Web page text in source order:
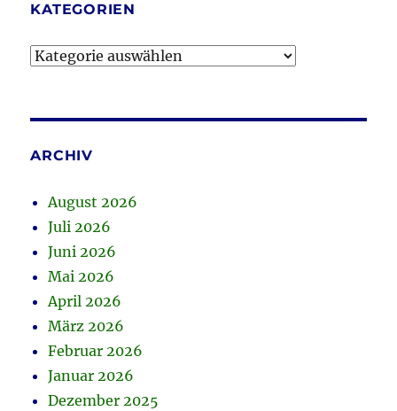
KATEGORIEN
Kategorien
ARCHIV
August 2026
Juli 2026
Juni 2026
Mai 2026
April 2026
März 2026
Februar 2026
Januar 2026
Dezember 2025